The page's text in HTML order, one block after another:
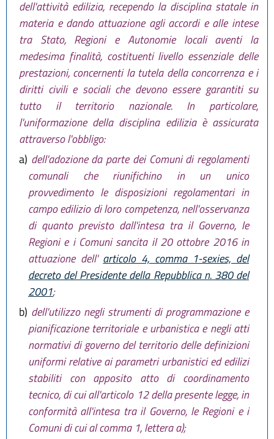
dell'attività edilizia, recependo la disciplina statale in
materia e dando attuazione agli accordi e alle intese
tra Stato, Regioni e Autonomie locali aventi la
medesima finalità, costituenti livello essenziale delle
prestazioni, concernenti la tutela della concorrenza e i
diritti civili e sociali che devono essere garantiti su
tutto il territorio nazionale. In particolare,
l'uniformazione della disciplina edilizia è assicurata
attraverso l'obbligo:
a) dell'adozione da parte dei Comuni di regolamenti
comunali che riunifichino in un unico
provvedimento le disposizioni regolamentari in
campo edilizio di loro competenza, nell'osservanza
di quanto previsto dall'intesa tra il Governo, le
Regioni e i Comuni sancita il 20 ottobre 2016 in
attuazione dell' articolo 4, comma 1-sexies, del
decreto del Presidente della Repubblica n. 380 del
2001;
b) dell'utilizzo negli strumenti di programmazione e
pianificazione territoriale e urbanistica e negli atti
normativi di governo del territorio delle definizioni
uniformi relative ai parametri urbanistici ed edilizi
stabiliti con apposito atto di coordinamento
tecnico, di cui all'articolo 12 della presente legge, in
conformità all'intesa tra il Governo, le Regioni e i
Comuni di cui al comma 1, lettera a);